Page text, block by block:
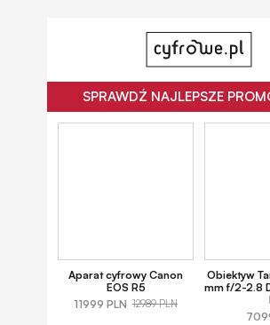
SPRAWDŹ NAJLEPSZE
Aparat cyfrowy Canon
EOS R5
11999 PLN 12989 PLN
Obiektyw
mm f/2-2.8